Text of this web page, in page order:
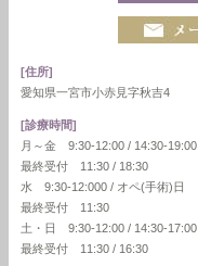
[住所]
愛知県一宮市小赤見字秋吉4
[診療時間]
月～金 9:30-12:00 / 14:30-19:00
最終受付 11:30 / 18:30
水 9:30-12:000 / オペ(手術)日
最終受付 11:30
土・日 9:30-12:00 / 14:30-17:00
最終受付 11:30 / 16:30